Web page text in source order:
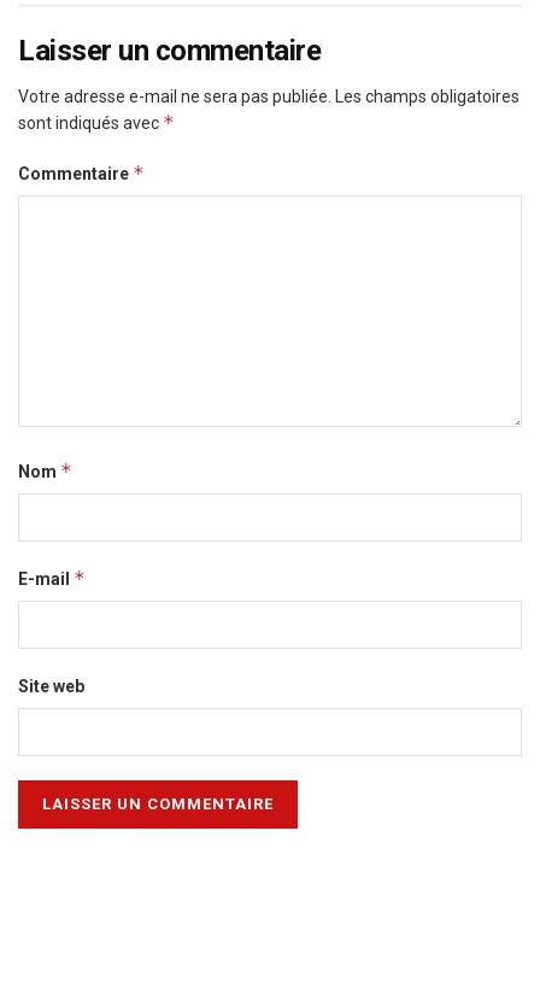
Laisser un commentaire
Votre adresse e-mail ne sera pas publiée. Les champs obligatoires
sont indiqués avec *
Commentaire *
Nom *
E-mail *
Site web